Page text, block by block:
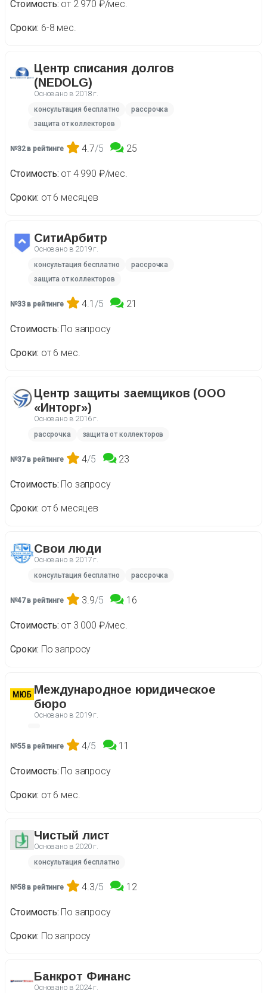
Стоимость от 2 970 ₽/мес.
Сроки 6-8 мес.
Центр списания долгов
(NEDOLG)
Основано в 2018 г.
консультация бесплатно
рассрочка
защита от коллекторов
№32 в рейтинге 4.7/5 25
Стоимость от 4 990 ₽/мес.
Сроки от 6 месяцев
СитиАрбитр
Основано в 2019 г.
консультация бесплатно
рассрочка
защита от коллекторов
№33 в рейтинге 4.1 /5 21
Стоимость По запросу
Сроки от 6 мес.
Центр защиты заемщиков (ООО
«Инторг»)
Основано в 2016 г.
рассрочка защита от коллекторов
№37 в рейтинге 4/5 23
Стоимость По запросу
Сроки от 6 месяцев
Свои люди
Основано в 2017 г.
консультация бесплатно рассрочка
№47 в рейтинге 3.9/5 16
Стоимость от 3 000 ₽/мес.
Сроки По запросу
Международное юридическое
бюро
Основано в 2019 г.
№55 в рейтинге 4/5 11
Стоимость По запросу
Сроки от 6 мес.
Чистый лист
Основано в 2020 г.
консультация бесплатно
№58 в рейтинге 4.3/5 12
Стоимость По запросу
Сроки По запросу
Банкрот Финанс
Основано в 2024 г.